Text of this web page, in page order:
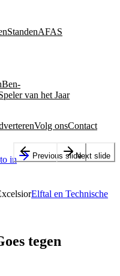
StandenAFAS
Ben-
van het Jaar
Volg onsContact
in
Elftal en Technische
tegen
Previous slideNext slide